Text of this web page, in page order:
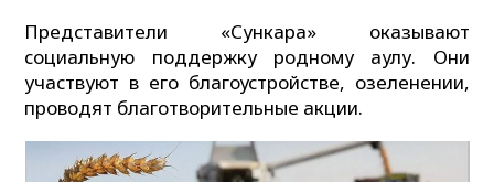
Представители «Сункара» оказывают
социальную поддержку родному аулу. Они
участвуют в его благоустройстве, озеленении,
проводят благотворительные акции.